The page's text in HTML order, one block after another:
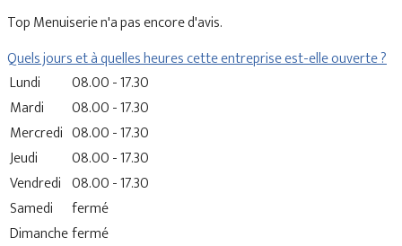
Top Menuiserie n'a pas encore d'avis.
Quels jours et à quelles heures cette entreprise est-elle ouverte ?
Lundi
08.00 - 17.30
Mardi
08.00 - 17.30
Mercredi 08.00 - 17.30
Jeudi
08.00 - 17.30
Vendredi 08.00 - 17.30
Samedi
fermé
Dimanchefermé